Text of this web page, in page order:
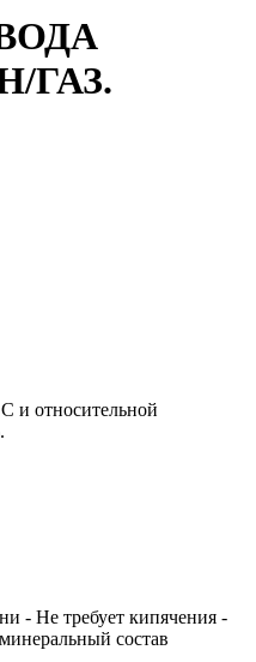
ГАЗ.
и относительной
- Не требует кипячения -
состав